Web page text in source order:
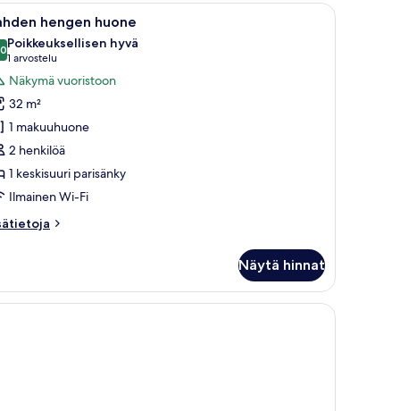
puinen vaatekaappi ja vihreä sohva.Hotellihuone, jossa on sänky, vihreä sohva,
7 hengen huone
kautta 10
Poikkeuksellisen hyvä
1 arvostelu
(1
arvostelu)
Näkymä vuoristoon
32 m²
1 makuuhuone
2 henkilöä
1 keskisuuri parisänky
Ilmainen Wi-Fi
Näytä hinnat
jossa on esitetty keinotekoinen puu.